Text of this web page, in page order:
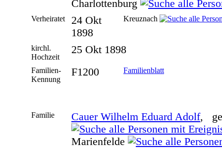
Charlottenburg
Verheiratet
24 Okt
1898
Kreuznach
kirchl.
Hochzeit
25 Okt 1898
Familien-
Kennung
F1200 Familienblatt
Familie Cauer Wilhelm Eduard Adolf,
Marienfelde